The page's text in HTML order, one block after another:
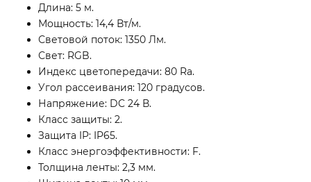
Длина: 5 м.
Мощность: 14,4 Вт/м.
Световой поток: 1350 Лм.
Свет: RGB.
Индекс цветопередачи: 80 Ra.
Угол рассеивания: 120 градусов.
Напряжение: DC 24 В.
Класс защиты: 2.
Защита IP: IP65.
Класс энергоэффективности: F.
Толщина ленты: 2,3 мм.